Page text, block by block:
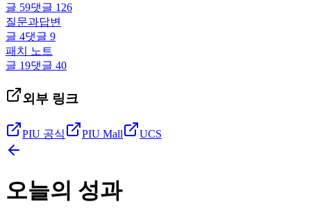
글 59댓글 126
질문과답변
글 4댓글 9
패치 노트
글 19댓글 40
외부 링크
PIU 공식 PIU Mall UCS
오늘의 성과